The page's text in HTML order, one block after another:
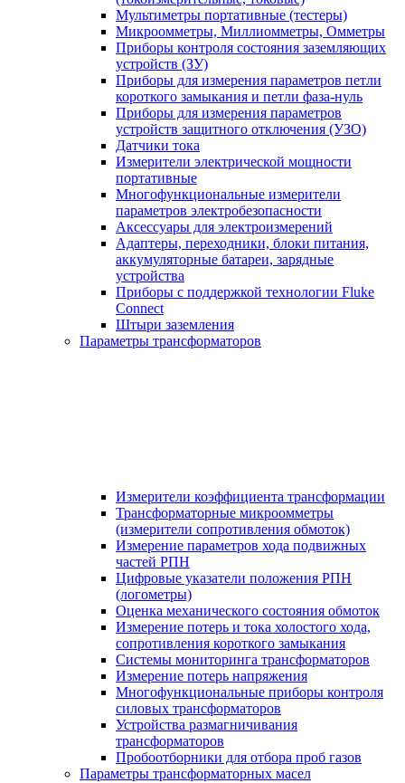
Мультиметры портативные (тестеры)
Микроомметры, Миллиомметры, Омметры
Приборы контроля состояния заземляющих
устройств (ЗУ)
Приборы для измерения параметров петли
короткого замыкания и петли фаза-нуль
Приборы для измерения параметров
устройств защитного отключения (УЗО)
Датчики тока
Измерители электрической мощности
портативные
Многофункциональные измерители
параметров электробезопасности
Аксессуары для электроизмерений
Адаптеры, переходники, блоки питания,
аккумуляторные батареи, зарядные
устройства
Приборы с поддержкой технологии Fluke
Connect
Штыри заземления
Параметры трансформаторов
Измерители коэффициента трансформации
Трансформаторные микроомметры
(измерители сопротивления обмоток)
Измерение параметров хода подвижных
частей РПН
Цифровые указатели положения РПН
(логометры)
Оценка механического состояния обмоток
Измерение потерь и тока холостого хода,
сопротивления короткого замыкания
Системы мониторинга трансформаторов
Измерение потерь напряжения
Многофункциональные приборы контроля
силовых трансформаторов
Устройства размагничивания
трансформаторов
Пробоотборники для отбора проб газов
Параметры трансформаторных масел